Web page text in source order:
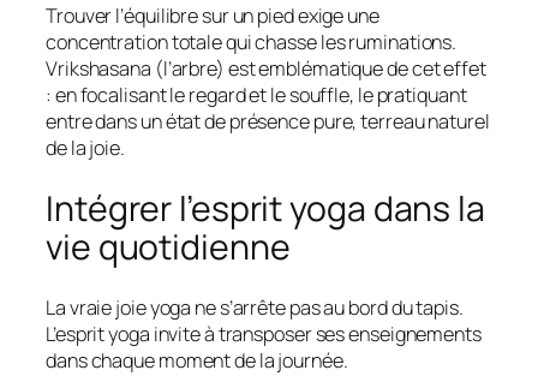
Trouver l’équilibre sur un pied exige une
concentration totale qui chasse les ruminations.
Vrikshasana (l’arbre) est emblématique de cet effet
: en focalisant le regard et le souffle, le pratiquant
entre dans un état de présence pure, terreau naturel
de la joie.
Intégrer l’esprit yoga dans la
vie quotidienne
La vraie joie yoga ne s’arrête pas au bord du tapis.
L’esprit yoga invite à transposer ses enseignements
dans chaque moment de la journée.